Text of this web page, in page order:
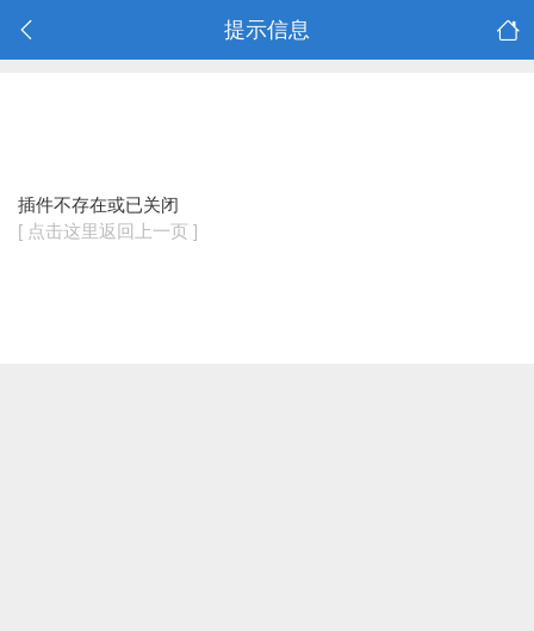
提示信息
插件不存在或已关闭
[ 点击这里返回上一页 ]